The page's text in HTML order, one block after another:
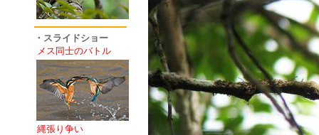
・スライドショー
メス同士のバトル
縄張り争い